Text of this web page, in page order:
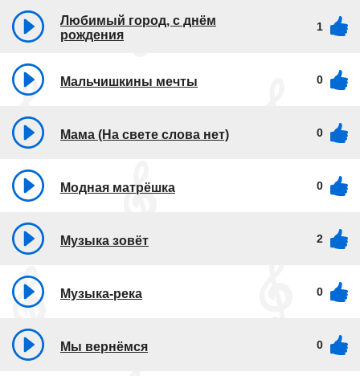
Любимый город, с днём
рождения
1
Мальчишкины мечты 0
Мама (На свете слова нет) 0
Модная матрёшка 0
Музыка зовёт 2
Музыка-река 0
Мы вернёмся 0